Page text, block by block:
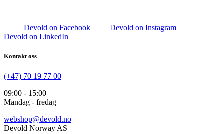
Devold on Facebook
Devold on Instagram
Devold on LinkedIn
Kontakt oss
(+47) 70 19 77 00
09:00 - 15:00
Mandag - fredag
webshop@devold.no
Devold Norway AS